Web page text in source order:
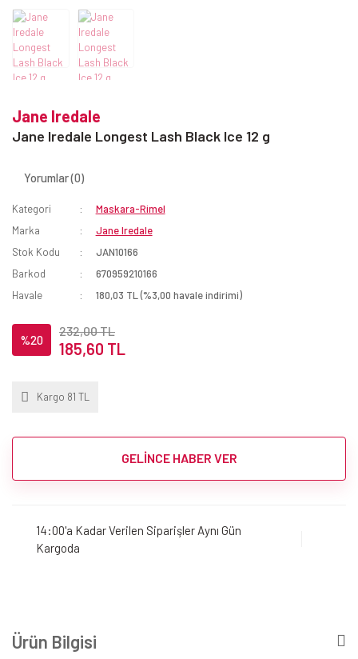
Jane Iredale
Jane Iredale Longest Lash Black Ice 12 g
Yorumlar (0)
Kategori
Maskara-Rimel
Marka
Jane Iredale
Stok Kodu
JAN10166
Barkod
670959210166
Havale
180,03 TL (%3,00 havale indirimi)
%20
232,00 TL
185,60 TL
Kargo 81 TL
GELİNCE HABER VER
14:00'a Kadar Verilen Siparişler Aynı Gün
Kargoda
Ürün Bilgisi